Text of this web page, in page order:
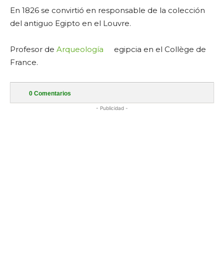
En 1826 se convirtió en responsable de la colección
del antiguo Egipto en el Louvre.
Profesor de Arqueología
egipcia en el Collège de
France.
0 Comentarios
- Publicidad -